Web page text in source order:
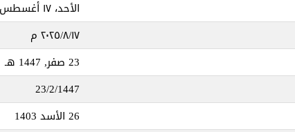
الأحد، ١٧ أغسطس ٢٠٢٥ م
١٧‏/٨‏/٢٠٢٥ م
23 صفر, 1447 هـ
23/2/1447
26 الأسد 1403